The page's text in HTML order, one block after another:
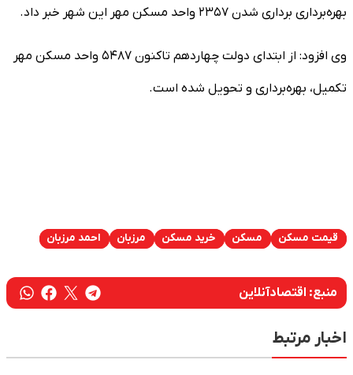
بهره‌برداری برداری شدن ۲۳۵۷ واحد مسکن مهر این شهر خبر داد.
وی افزود: از ابتدای دولت چهاردهم تاکنون ۵۴۸۷ واحد مسکن مهر
تکمیل، بهره‌برداری و تحویل شده است.
قیمت مسکن مسکن خرید مسکن مرزبان احمد مرزبان
منبع: اقتصادآنلاین
اخبار مرتبط